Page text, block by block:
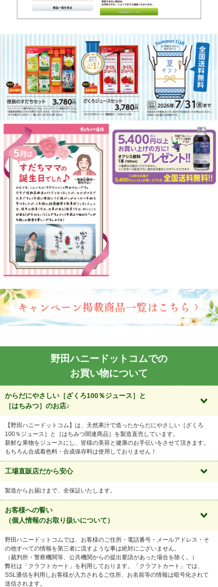
野田ハニードットコムでの
お買い物について
からだにやさしい［ざくろ100％ジュース］と
［はちみつ］のお店♪
【野田ハニードットコム】は、天然果汁で造ったからだにやさしい［ざくろ
100％ジュース］と［はちみつ関連商品］を製造直売しています。
新鮮な果物をジュースにし、皆様の美容と健康のお手伝いをさせて頂きます。
もちろん合成着色料・合成保存料は使用しておりません！
工場直販店だから安心
製造からお届けまで、全保証いたします。
お客様への誓い
（個人情報のお取り扱いについて）
野田ハニードットコムでは、お客様のご住所・電話番号・メールアドレス・そ
の他すべての情報を第三者に流すような事は絶対にございません。
（裁判所・警察機関等、公共機関からの提出要請があった場合を除く。）
弊社は「クラフトカート」を利用しております。「クラフトカート」では、
SSL通信を利用しお客様が入力されるご住所、お名前等の情報は暗号化されて
送信されます。